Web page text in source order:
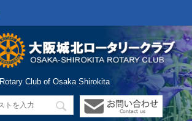
Rotary Club of Osaka Shirokita